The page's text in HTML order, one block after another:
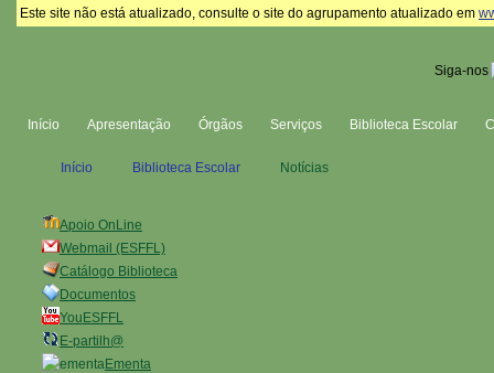
Este site não está atualizado, consulte o site do agrupamento atualizado em
Siga-nos
Início Apresentação Órgãos Serviços Biblioteca Escolar
Apoio OnLine
Webmail (ESFFL)
Catálogo Biblioteca
Documentos
YouESFFL
E-partilh@
Ementa
Início Biblioteca Escolar Notícias